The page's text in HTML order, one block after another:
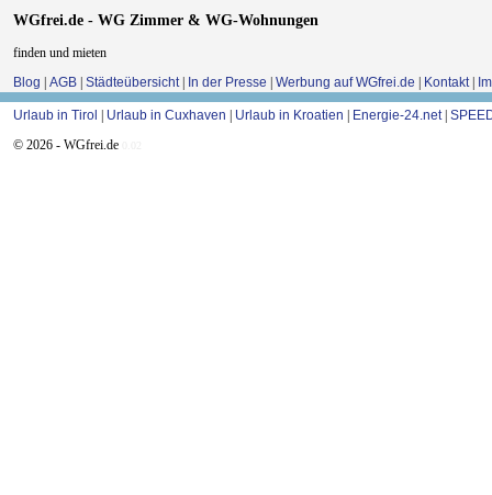
WGfrei.de - WG Zimmer & WG-Wohnungen
finden und mieten
Blog | AGB | Städteübersicht | In der Presse | Werbung auf WGfrei.de | Kontakt |
Urlaub in Tirol | Urlaub in Cuxhaven | Urlaub in Kroatien | Energie-24.net|
© 2026 - WGfrei.de